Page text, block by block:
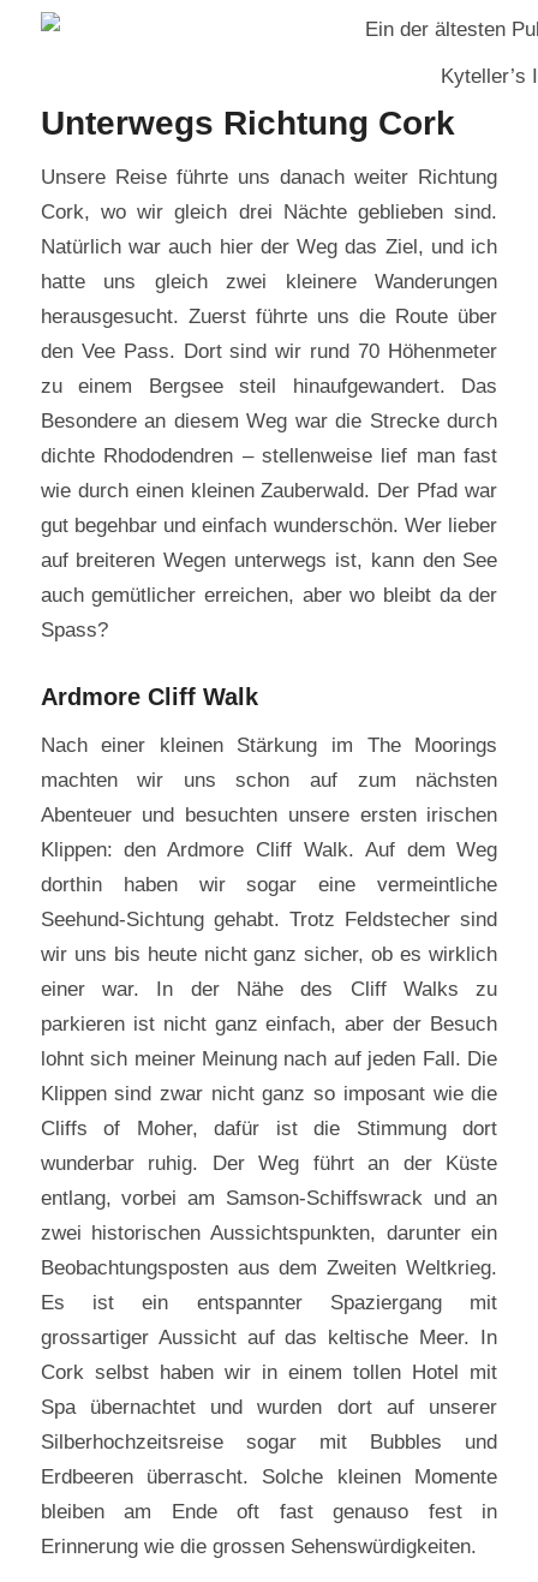
Kyteller’s
Unterwegs Richtung Cork
Unsere Reise führte uns danach weiter Richtung
Cork, wo wir gleich drei Nächte geblieben sind.
Natürlich war auch hier der Weg das Ziel, und ich
hatte uns gleich zwei kleinere Wanderungen
herausgesucht. Zuerst führte uns die Route über
den Vee Pass. Dort sind wir rund 70 Höhenmeter
zu einem Bergsee steil hinaufgewandert. Das
Besondere an diesem Weg war die Strecke durch
dichte Rhododendren – stellenweise lief man fast
wie durch einen kleinen Zauberwald. Der Pfad war
gut begehbar und einfach wunderschön. Wer lieber
auf breiteren Wegen unterwegs ist, kann den See
auch gemütlicher erreichen, aber wo bleibt da der
Spass?
Ardmore Cliff Walk
Nach einer kleinen Stärkung im The Moorings
machten wir uns schon auf zum nächsten
Abenteuer und besuchten unsere ersten irischen
Klippen: den Ardmore Cliff Walk. Auf dem Weg
dorthin haben wir sogar eine vermeintliche
Seehund-Sichtung gehabt. Trotz Feldstecher sind
wir uns bis heute nicht ganz sicher, ob es wirklich
einer war. In der Nähe des Cliff Walks zu
parkieren ist nicht ganz einfach, aber der Besuch
lohnt sich meiner Meinung nach auf jeden Fall. Die
Klippen sind zwar nicht ganz so imposant wie die
Cliffs of Moher, dafür ist die Stimmung dort
wunderbar ruhig. Der Weg führt an der Küste
entlang, vorbei am Samson-Schiffswrack und an
zwei historischen Aussichtspunkten, darunter ein
Beobachtungsposten aus dem Zweiten Weltkrieg.
Es ist ein entspannter Spaziergang mit
grossartiger Aussicht auf das keltische Meer. In
Cork selbst haben wir in einem tollen Hotel mit
Spa übernachtet und wurden dort auf unserer
Silberhochzeitsreise sogar mit Bubbles und
Erdbeeren überrascht. Solche kleinen Momente
bleiben am Ende oft fast genauso fest in
Erinnerung wie die grossen Sehenswürdigkeiten.